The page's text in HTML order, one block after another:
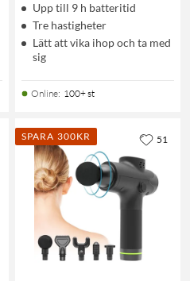
Upp till 9 h batteritid
Tre hastigheter
Lätt att vika ihop och ta med
sig
Online: 100+ st
SPARA 300KR 51